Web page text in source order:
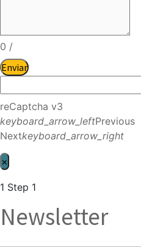
0 /
Enviar
reCaptcha v3
keyboard_arrow_leftPrevious
Nextkeyboard_arrow_right
×
1 Step 1
Newsletter